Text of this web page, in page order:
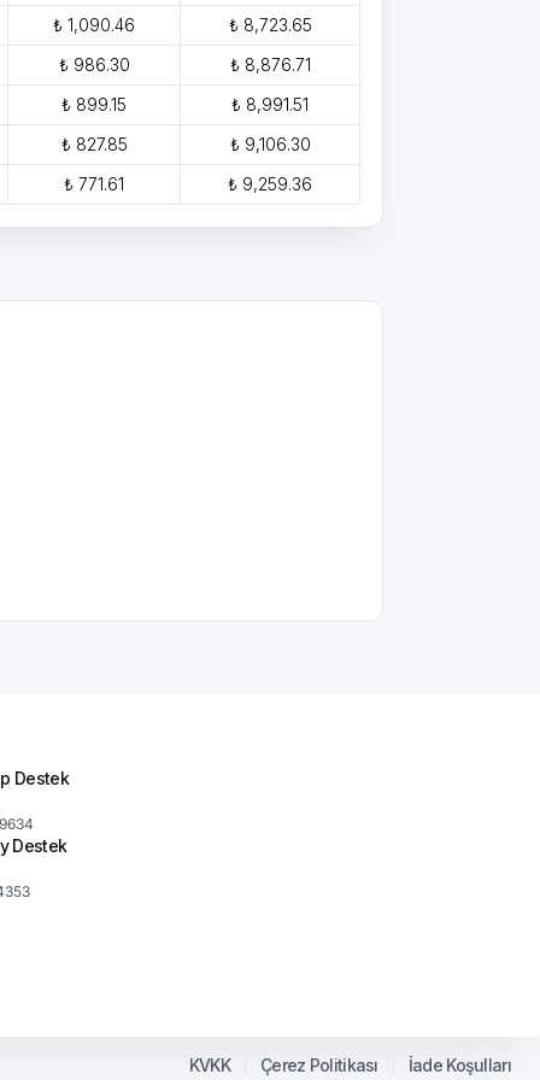
₺ 1,090.46
₺ 8,723.65
₺ 986.30
₺ 8,876.71
₺ 899.15
₺ 8,991.51
₺ 827.85
₺ 9,106.30
₺ 771.61 ₺ 9,259.36
Destek
Destek
KVKK Çerez Politikası İade Koşulları